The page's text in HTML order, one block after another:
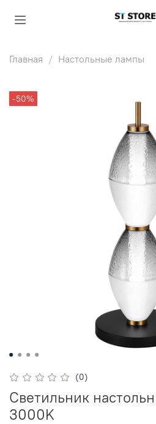
Главная Настольные лампы
-50%
(0)
Светильник
3000K